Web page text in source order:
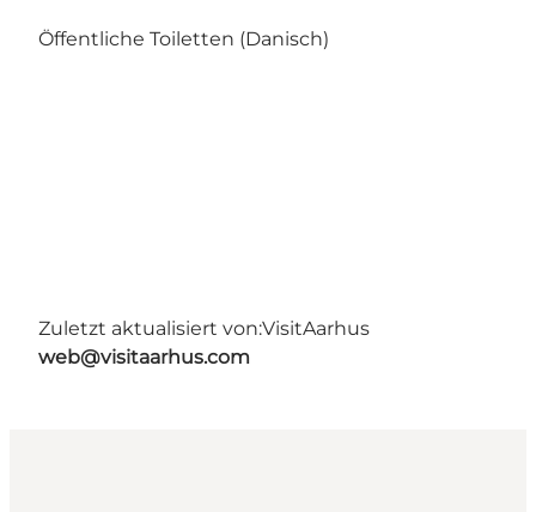
Öffentliche Toiletten (Danisch)
Zuletzt aktualisiert von:VisitAarhus
web@visitaarhus.com